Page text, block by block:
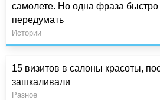
самолете. Но одна фраза быстро
передумать
Истории
15 визитов в салоны красоты,
зашкаливали
Разное